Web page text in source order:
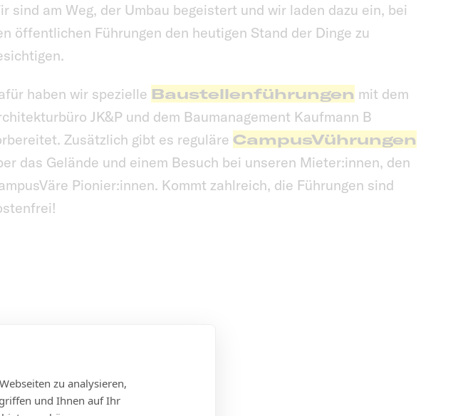
zu analysieren,
und Ihnen auf Ihr
sind am Weg, der Umbau begeistert und wir laden dazu ein, bei
öffentlichen Führungen den heutigen Stand der Dinge zu
haben wir spezielle Baustellenführungen mit dem
JK&P und dem Baumanagement Kaufmann B
Zusätzlich gibt es reguläre CampusVührungen
das Gelände und einem Besuch bei unseren Mieter:innen, den
Pionier:innen. Kommt zahlreich, die Führungen sind